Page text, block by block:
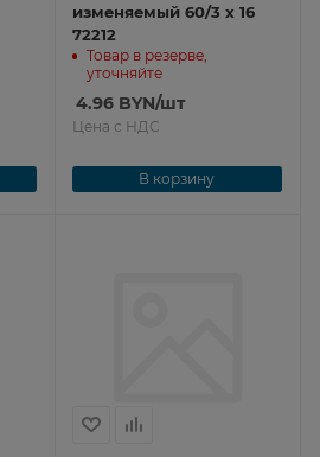
изменяемый 60/3 x 16
72212
Товар в резерве,
уточняйте
4.96BYN/шт
Цена с НДС
В корзину